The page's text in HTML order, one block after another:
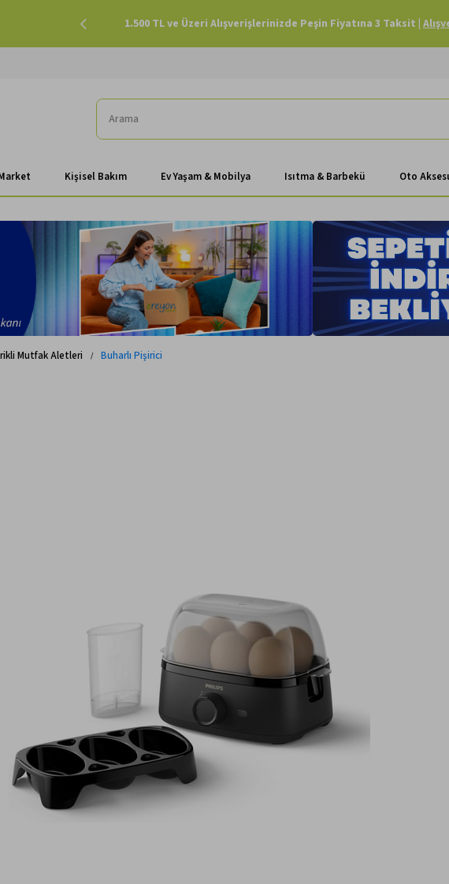
Havale Ödemenizde Sepette Ekstra %3 İndirim |
Kişisel Bakım Ev Yaşam & Mobilya Isıtma & Barbekü Oto
Mutfak Aletleri Buharlı Pişirici